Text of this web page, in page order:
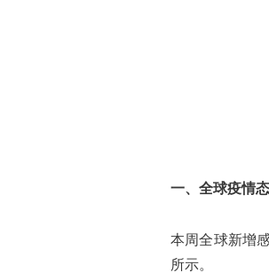
一、全球疫情
本周全球新增
所示。